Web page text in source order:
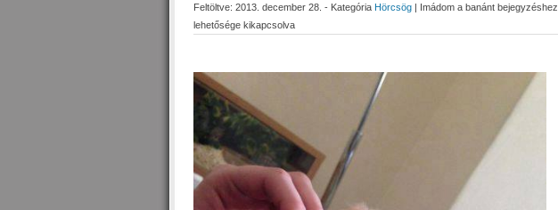
Feltöltve: 2013. december 28. - Kategória Hörcsög | Imádom a banánt bejegyzéshez
lehetősége kikapcsolva